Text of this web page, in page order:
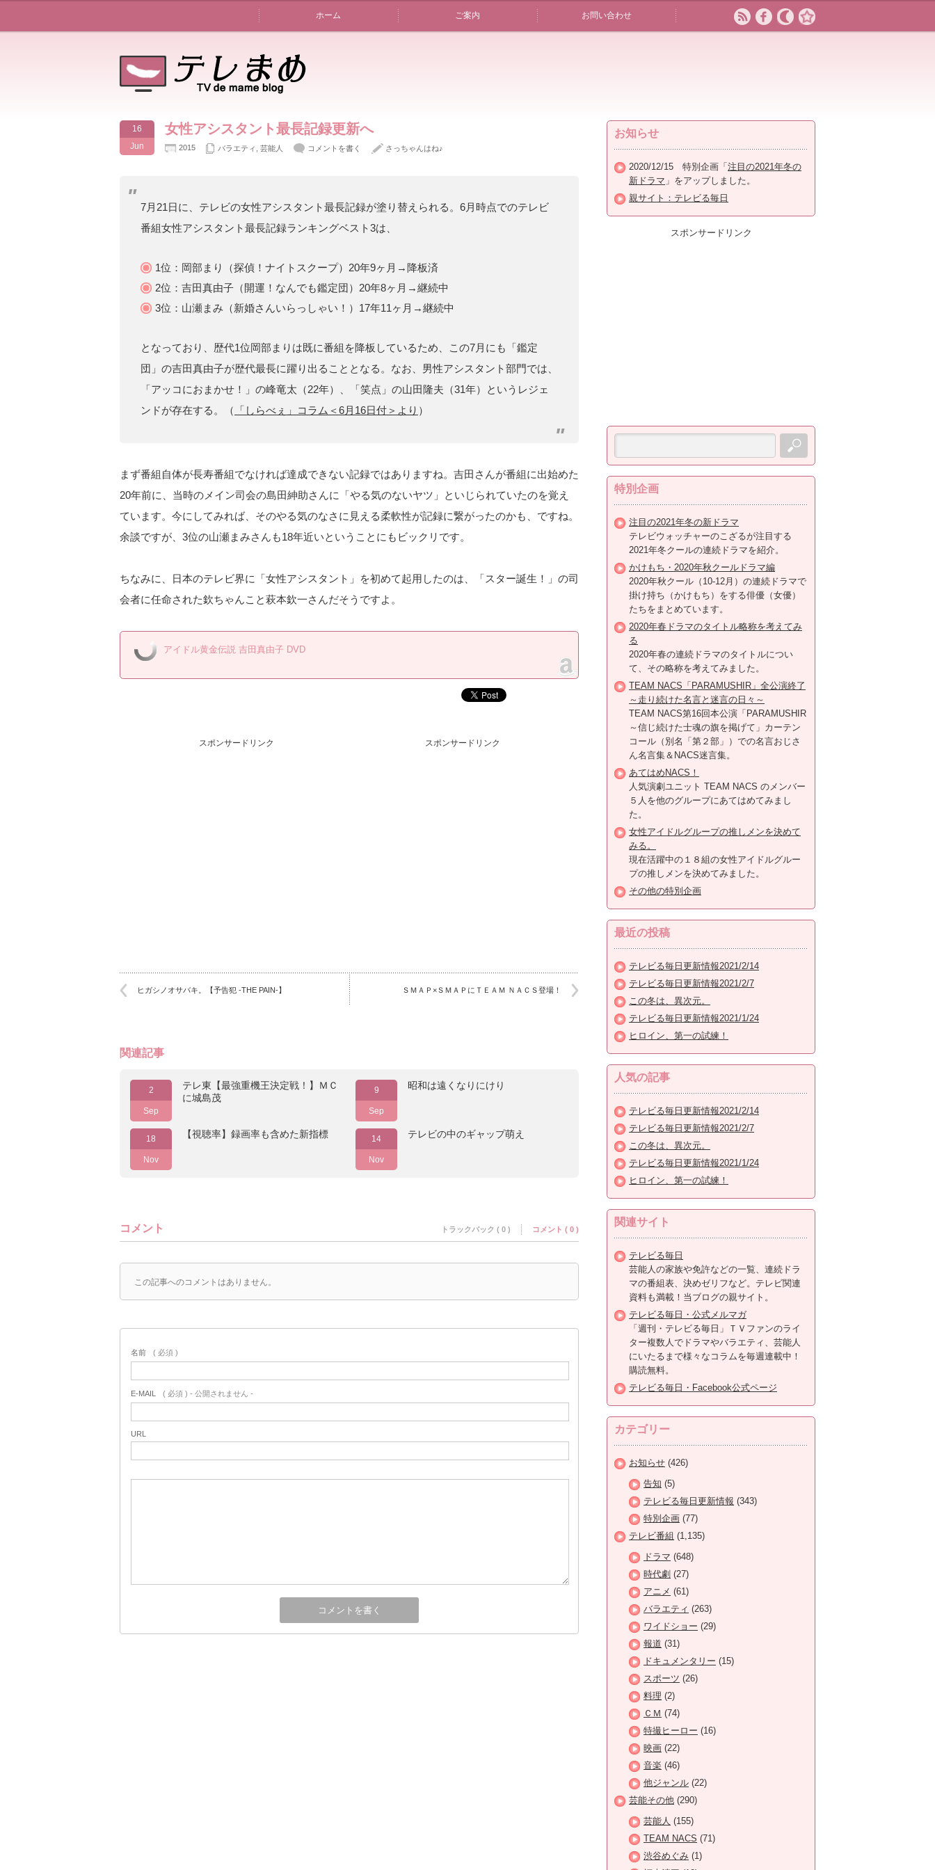
ホーム ご案内 お問い合わせ
16
Jun
女性アシスタント最長記録更新へ
2015 バラエティ 芸能人 コメントを書く さっちゃんはね♪
7月21日に、テレビの女性アシスタント最長記録が塗り替えられる。6月時点でのテレビ
番組女性アシスタント最長記録ランキングベスト3は、
1位：岡部まり（探偵！ナイトスクープ）20年9ヶ月→降板済
2位：吉田真由子（開運！なんでも鑑定団）20年8ヶ月→継続中
3位：山瀬まみ（新婚さんいらっしゃい！）17年11ヶ月→継続中
となっており、歴代1位岡部まりは既に番組を降板しているため、この7月にも「鑑定
団」の吉田真由子が歴代最長に躍り出ることとなる。なお、男性アシスタント部門では、
「アッコにおまかせ！」の峰竜太（22年）、「笑点」の山田隆夫（31年）というレジェ
ンドが存在する。（
「しらべぇ」コラム＜6月16日付＞より ）
まず番組自体が長寿番組でなければ達成できない記録ではありますね。吉田さんが番組に出始めた
20年前に、当時のメイン司会の島田紳助さんに「やる気のないヤツ」といじられていたのを覚え
ています。今にしてみれば、そのやる気のなさに見える柔軟性が記録に繋がったのかも、ですね。
余談ですが、3位の山瀬まみさんも18年近いということにもビックリです。
ちなみに、日本のテレビ界に「女性アシスタント」を初めて起用したのは、「スター誕生！」の司
会者に任命された欽ちゃんこと萩本欽一さんだそうですよ。
アイドル黄金伝説 吉田真由子 DVD
スポンサードリンク スポンサードリンク
ヒガシノオサバキ。【予告犯 -THE PAIN-】 ＳＭＡＰ×ＳＭＡＰにＴＥＡＭ ＮＡＣＳ登場！
関連記事
2
Sep
テレ東【最強重機王決定戦！】ＭＣ
に城島茂
9
Sep
昭和は遠くなりにけり
18
Nov
【視聴率】録画率も含めた新指標 14
Nov
テレビの中のギャップ萌え
コメント トラックバック ( 0 ) コメント ( 0 )
この記事へのコメントはありません。
名前 ( 必須 )
E-MAIL ( 必須 ) - 公開されません -
URL
お知らせ
2020/12/15 特別企画「 注目の2021年冬の
新ドラマ 」をアップしました。
親サイト：テレビる毎日
スポンサードリンク
特別企画
注目の2021年冬の新ドラマ
テレビウォッチャーのこざるが注目する
2021年冬クールの連続ドラマを紹介。
かけもち・2020年秋クールドラマ編
2020年秋クール（10-12月）の連続ドラマで
掛け持ち（かけもち）をする俳優（女優）
たちをまとめています。
2020年春ドラマのタイトル略称を考えてみ
る
2020年春の連続ドラマのタイトルについ
て、その略称を考えてみました。
TEAM NACS「PARAMUSHIR」全公演終了
～走り続けた名言と迷言の日々～
TEAM NACS第16回本公演「PARAMUSHIR
～信じ続けた士魂の旗を掲げて」カーテン
コール（別名「第２部」）での名言おじさ
ん名言集＆NACS迷言集。
あてはめNACS！
人気演劇ユニット TEAM NACS のメンバー
５人を他のグループにあてはめてみまし
た。
女性アイドルグループの推しメンを決めて
みる。
現在活躍中の１８組の女性アイドルグルー
プの推しメンを決めてみました。
その他の特別企画
最近の投稿
テレビる毎日更新情報2021/2/14
テレビる毎日更新情報2021/2/7
この冬は、異次元。
テレビる毎日更新情報2021/1/24
ヒロイン、第一の試練！
人気の記事
テレビる毎日更新情報2021/2/14
テレビる毎日更新情報2021/2/7
この冬は、異次元。
テレビる毎日更新情報2021/1/24
ヒロイン、第一の試練！
関連サイト
テレビる毎日
芸能人の家族や免許などの一覧、連続ドラ
マの番組表、決めゼリフなど。テレビ関連
資料も満載！当ブログの親サイト。
テレビる毎日・公式メルマガ
「週刊・テレビる毎日」ＴＶファンのライ
ター複数人でドラマやバラエティ、芸能人
にいたるまで様々なコラムを毎週連載中！
購読無料。
テレビる毎日・Facebook公式ページ
カテゴリー
お知らせ (426)
告知 (5)
テレビる毎日更新情報 (343)
特別企画 (77)
テレビ番組 (1,135)
ドラマ (648)
時代劇 (27)
アニメ (61)
バラエティ (263)
ワイドショー (29)
報道 (31)
ドキュメンタリー (15)
スポーツ (26)
料理 (2)
ＣＭ (74)
特撮ヒーロー (16)
映画 (22)
音楽 (46)
他ジャンル (22)
芸能その他 (290)
芸能人 (155)
TEAM NACS (71)
渋谷めぐみ (1)